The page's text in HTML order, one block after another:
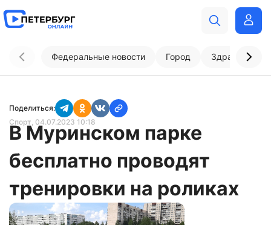
Федеральные новости Город
Поделиться:
Спорт, 04.07.2023 10:18
В Муринском парке
бесплатно проводят
тренировки на роликах